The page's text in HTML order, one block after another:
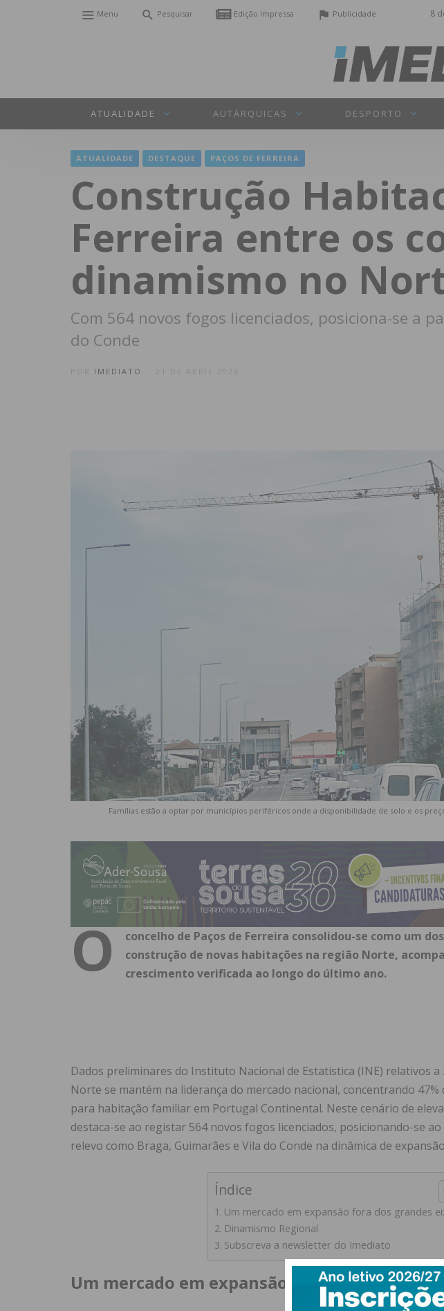
8
Menu Pesquisar Edição Impressa Publicidade
ATUALIDADE AUTÁRQUICAS DESPORTO
ATUALIDADE DESTAQUE PAÇOS DE FERREIRA
Construção
Ferreira entre os
dinamismo no
Com 564 novos fogos licenciados, posiciona-se a
do Conde
IMEDIATO 21 DE ABRIL 2026
Famílias estão a optar por municípios periféricos onde a disponibilidade de solo e os
O
concelho de Paços de Ferreira consolidou-se como um
construção de novas habitações na região Norte,
crescimento verificada ao longo do último ano.
Dados preliminares do Instituto Nacional de Estatística (INE) relativos
Norte se mantém na liderança do mercado nacional, concentrando
para habitação familiar em Portugal Continental. Neste cenário de
destaca-se ao registar 564 novos fogos licenciados, posicionando-se
relevo como Braga, Guimarães e Vila do Conde na dinâmica de
Índice
Um mercado em expansão fora dos grandes
Dinamismo Regional
Subscreva a newsletter do Imediato
Um mercado em expansão fora dos grandes